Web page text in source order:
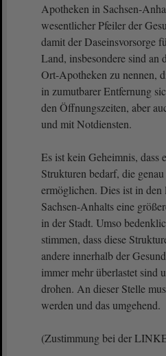
Apotheken in Sachsen-
wesentlicher Pfeiler der
damit der Daseinsvorsorge
Land, insbesondere sind an
Ort-Apotheken zu nennen,
in zumutbarer Entfernung
den Öffnungszeiten, aber
und mit Notdiensten.
Es ist kein Geheimnis, dass
Strukturen bedarf, die
ermöglichen. Dies ist in den
Sachsen-Anhalts eine
in der Stadt. Umso
stimmen, dass diese
andere innerhalb der
immer mehr überlastet sind
drohen. An dieser Stelle
werden und das umgehend.
(Zustimmung bei der